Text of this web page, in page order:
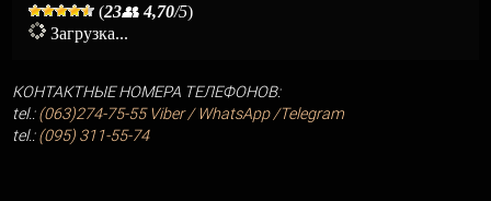
(23👥 4,70/5)
Загрузка...
КОНТАКТНЫЕ НОМЕРА ТЕЛЕФОНОВ:
tel.: (063)274-75-55Viber / WhatsApp /Telegram
tel.: (095) 311-55-74